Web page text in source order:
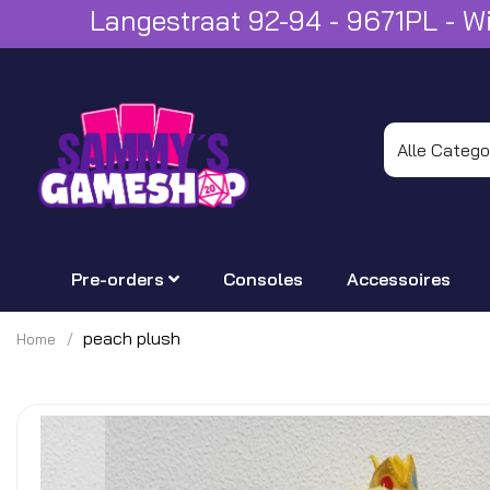
Langestraat 92-94 - 9671PL -
Pre-orders Consoles Accessoires
Home peach plush